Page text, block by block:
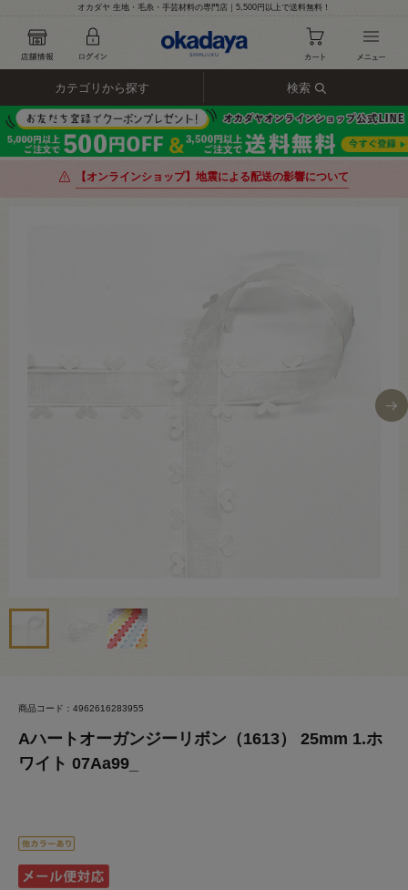
オカダヤ 生地・毛糸・手芸材料の専門店｜5,500円以上で送料無料！
カテゴリから探す 検索
【オンラインショップ】地震による配送の影響について
商品コード：4962616283955
Aハートオーガンジーリボン（1613） 25mm 1.ホ
ワイト 07Aa99_